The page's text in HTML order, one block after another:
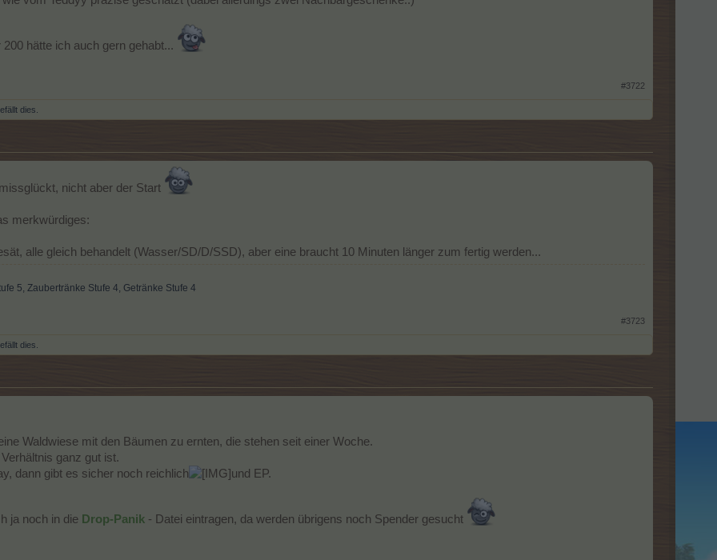
hätte ich auch gern gehabt...
#3722
dies.
nicht aber der Start
merkwürdiges:
alle gleich behandelt (Wasser/SD/D/SSD), aber eine braucht 10 Minuten länger zum fertig werden...
5, Zaubertränke Stufe 4, Getränke Stufe 4
#3723
dies.
Waldwiese mit den Bäumen zu ernten, die stehen seit einer Woche.
ganz gut ist.
dann gibt es sicher noch reichlich
und EP.
ja noch in die Drop-Panik - Datei eintragen, da werden übrigens noch Spender gesucht